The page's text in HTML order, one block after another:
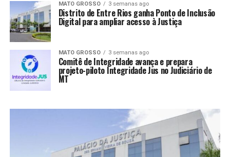
MATO GROSSO 3 semanas ago
Distrito de Entre Rios ganha Ponto de Inclusão
Digital para ampliar acesso à Justiça
MATO GROSSO 3 semanas ago
Comitê de Integridade avança e prepara
projeto-piloto Integridade Jus no Judiciário de
MT